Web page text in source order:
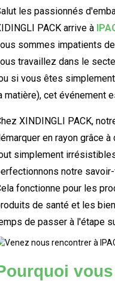
les passionnés
PACK arrive à
sommes impatients
travaillez dans le
si vous êtes
matière), cet événement
XINDINGLI PACK,
en rayon grâce
simplement
notre
fonctionne pour les
de santé et les
de passer à l'étape